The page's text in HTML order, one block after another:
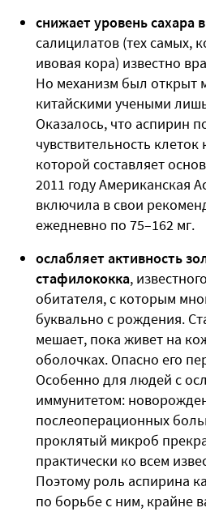
снижает уровень сахара
салицилатов (тех самых,
ивовая кора) известно
Но механизм был открыт
китайскими учеными
Оказалось, что аспирин
чувствительность
которой составляет
2011 году Американская
включила в свои
ежедневно по 75–162 мг.
ослабляет активность
стафилококка,
обитателя, с которым
буквально с рождения.
мешает, пока живет на
оболочках. Опасно его
Особенно для людей с
иммунитетом:
послеоперационных
проклятый микроб
практически ко всем
Поэтому роль аспирина
по борьбе с ним, крайне